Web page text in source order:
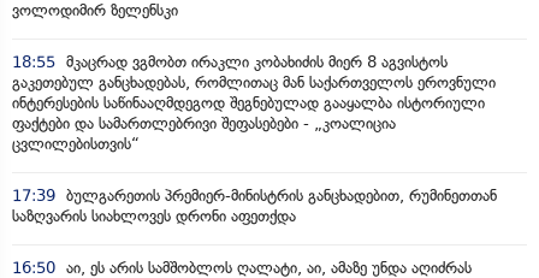
ვოლოდიმირ ზელენსკი
18:55 მკაცრად ვგმობთ ირაკლი კობახიძის მიერ 8 აგვისტოს
გაკეთებულ განცხადებას, რომლითაც მან საქართველოს ეროვნული
ინტერესების საწინააღმდეგოდ შეგნებულად გააყალბა ისტორიული
ფაქტები და სამართლებრივი შეფასებები - „კოალიცია
ცვლილებისთვის“
17:39 ბულგარეთის პრემიერ-მინისტრის განცხადებით, რუმინეთთან
საზღვარის სიახლოვეს დრონი აფეთქდა
16:50 აი, ეს არის სამშობლოს ღალატი, აი, ამაზე უნდა აღიძრას